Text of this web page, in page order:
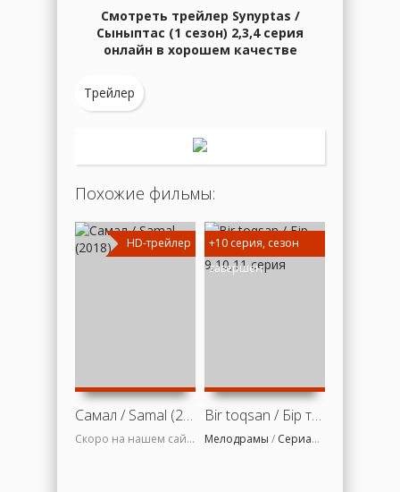
Смотреть трейлер Synyptas /
Cыныптас (1 сезон) 2,3,4 серия
онлайн в хорошем качестве
Трейлер
Похожие фильмы:
HD-трейлер
Самал / Samal (2018)
Скоро на нашем сайте
+10 серия, сезон
завершен
Bir toqsan / Бір тоқсан (1 сезон) 9,10,11 серия
Мелодрамы / Сериалы